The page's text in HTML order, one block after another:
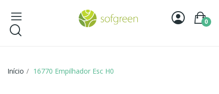
0
Início 16770 Empilhador Esc H0